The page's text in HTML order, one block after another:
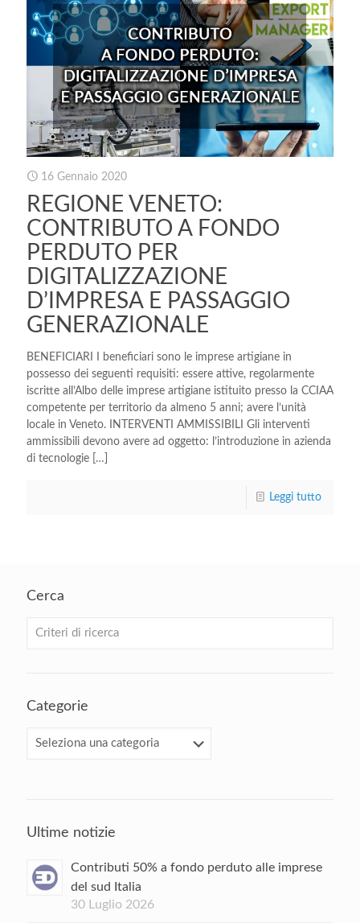
16 Gennaio 2020
REGIONE VENETO:
CONTRIBUTO A FONDO
PERDUTO PER
DIGITALIZZAZIONE
D’IMPRESA E PASSAGGIO
GENERAZIONALE
BENEFICIARI I beneficiari sono le imprese artigiane in
possesso dei seguenti requisiti: essere attive, regolarmente
iscritte all’Albo delle imprese artigiane istituito presso la CCIAA
competente per territorio da almeno 5 anni; avere l’unità
locale in Veneto. INTERVENTI AMMISSIBILI Gli interventi
ammissibili devono avere ad oggetto: l’introduzione in azienda
di tecnologie […]
Leggi tutto
Cerca
Categorie
Ultime notizie
Contributi 50% a fondo perduto alle imprese
del sud Italia
30 Luglio 2026